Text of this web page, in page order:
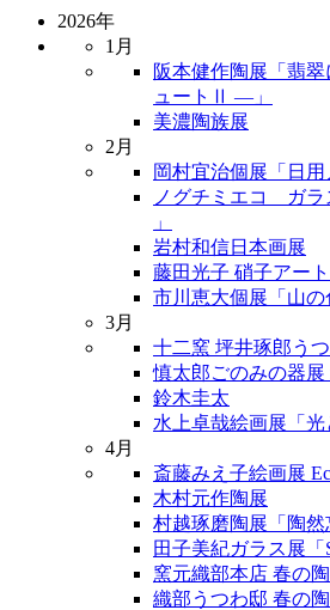
2026年
1月
阪本健作陶展「翡
ュートⅡ ―」
美濃陶族展
2月
岡村宜治個展「日用
ノグチミエコ ガラ
」
岩村和信日本画展
藤田光子 硝子アー
市川恵大個展「山の
3月
十二窯 坪井琢郎う
慎太郎ごのみの器
鈴木圭太
水上卓哉絵画展「光
4月
斎藤みえ子絵画展
木村元作陶展
村越琢磨陶展「陶然
田子美紀ガラス展「
窯元織部本店 春の
織部うつわ邸 春の